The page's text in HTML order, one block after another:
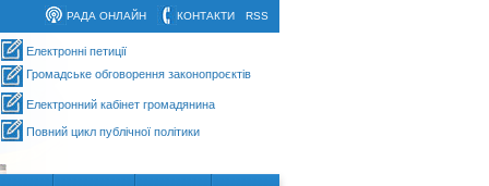
RSS
КОНТАКТИ
РАДА ОНЛАЙН
Електронні петиції
Громадське обговорення законопроєктів
Електронний кабінет громадянина
Повний цикл публічної політики